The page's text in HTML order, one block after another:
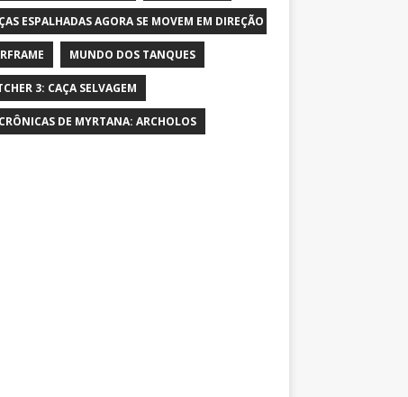
ESPALHADAS AGORA SE MOVEM EM DIREÇÃO AO PERSONAGEM E
MUNDO DOS TANQUES
3: CAÇA SELVAGEM
DE MYRTANA: ARCHOLOS